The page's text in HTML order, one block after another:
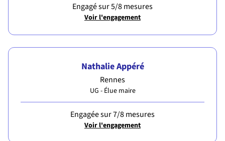
Engagé sur 5/8 mesures
Voir l'engagement
Nathalie Appéré
Rennes
UG - Élue maire
Engagée sur 7/8 mesures
Voir l'engagement